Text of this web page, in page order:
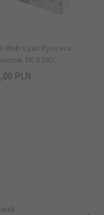
Web Cyan Kyocera
TK-5205C
00 PLN